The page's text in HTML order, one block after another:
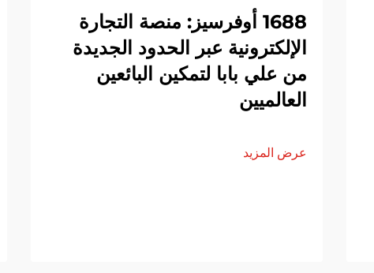
1688 أوفرسيز: منصة التجارة
الإلكترونية عبر الحدود الجديدة
من علي بابا لتمكين البائعين
العالميين
عرض المزيد